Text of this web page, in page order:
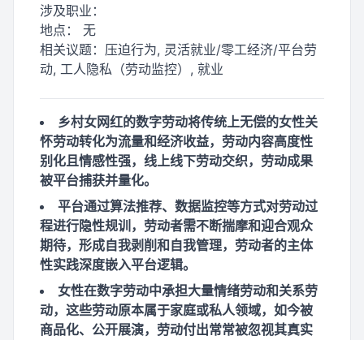
涉及职业：
地点： 无
相关议题： 压迫行为, 灵活就业/零工经济/平台劳
动, 工人隐私（劳动监控）, 就业
乡村女网红的数字劳动将传统上无偿的女性关
怀劳动转化为流量和经济收益，劳动内容高度性
别化且情感性强，线上线下劳动交织，劳动成果
被平台捕获并量化。
平台通过算法推荐、数据监控等方式对劳动过
程进行隐性规训，劳动者需不断揣摩和迎合观众
期待，形成自我剥削和自我管理，劳动者的主体
性实践深度嵌入平台逻辑。
女性在数字劳动中承担大量情绪劳动和关系劳
动，这些劳动原本属于家庭或私人领域，如今被
商品化、公开展演，劳动付出常常被忽视其真实